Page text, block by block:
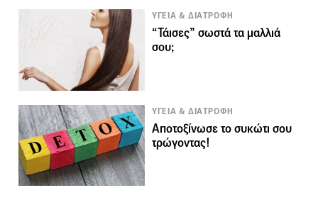
ΥΓΕΙΑ & ΔΙΑΤΡΟΦΗ
“Τάισες” σωστά τα μαλλιά
σου;
ΥΓΕΙΑ & ΔΙΑΤΡΟΦΗ
Αποτοξίνωσε το συκώτι σου
τρώγοντας!